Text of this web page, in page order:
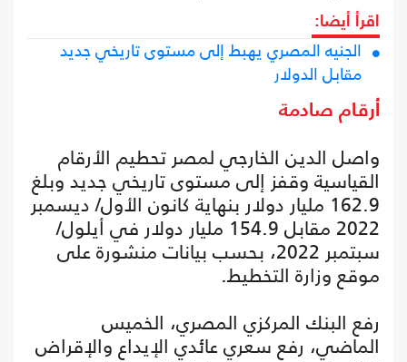
اقرأ أيضا:
الجنيه المصري يهبط إلى مستوى تاريخي جديد
مقابل الدولار
أرقام صادمة
واصل الدين الخارجي لمصر تحطيم الأرقام
القياسية وقفز إلى مستوى تاريخي جديد وبلغ
162.9 مليار دولار بنهاية كانون الأول/ ديسمبر
2022 مقابل 154.9 مليار دولار في أيلول/
سبتمبر 2022، بحسب بيانات منشورة على
موقع وزارة التخطيط.
رفع البنك المركزي المصري، الخميس
الماضي، رفع سعري عائدي الإيداع والإقراض